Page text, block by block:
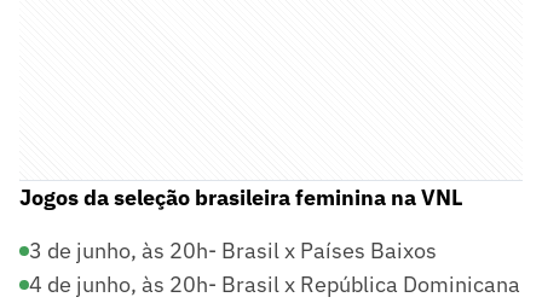
Jogos da seleção brasileira feminina na VNL
3 de junho, às 20h- Brasil x Países Baixos
4 de junho, às 20h- Brasil x República Dominicana